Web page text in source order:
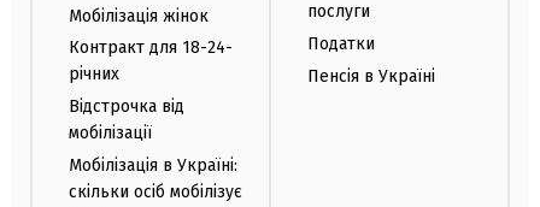
Мобілізація жінок
Контракт для 18-24-
річних
Відстрочка від
мобілізації
Мобілізація в Україні:
скільки осіб мобілізує
послуги
Податки
Пенсія в Україні